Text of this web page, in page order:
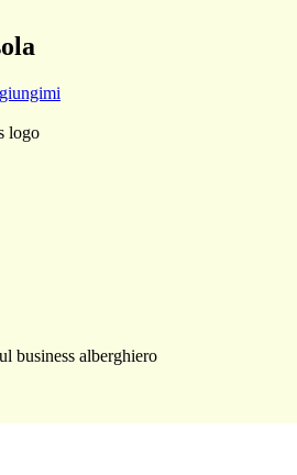
business alberghiero